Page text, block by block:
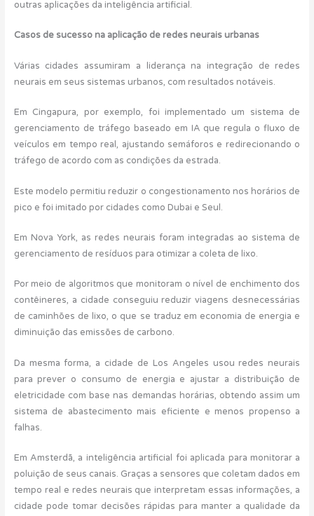
outras aplicações da inteligência artificial.
Casos de sucesso na aplicação de redes neurais urbanas
Várias cidades assumiram a liderança na integração de redes
neurais em seus sistemas urbanos, com resultados notáveis.
Em Cingapura, por exemplo, foi implementado um sistema de
gerenciamento de tráfego baseado em IA que regula o fluxo de
veículos em tempo real, ajustando semáforos e redirecionando o
tráfego de acordo com as condições da estrada.
Este modelo permitiu reduzir o congestionamento nos horários de
pico e foi imitado por cidades como Dubai e Seul.
Em Nova York, as redes neurais foram integradas ao sistema de
gerenciamento de resíduos para otimizar a coleta de lixo.
Por meio de algoritmos que monitoram o nível de enchimento dos
contêineres, a cidade conseguiu reduzir viagens desnecessárias
de caminhões de lixo, o que se traduz em economia de energia e
diminuição das emissões de carbono.
Da mesma forma, a cidade de Los Angeles usou redes neurais
para prever o consumo de energia e ajustar a distribuição de
eletricidade com base nas demandas horárias, obtendo assim um
sistema de abastecimento mais eficiente e menos propenso a
falhas.
Em Amsterdã, a inteligência artificial foi aplicada para monitorar a
poluição de seus canais. Graças a sensores que coletam dados em
tempo real e redes neurais que interpretam essas informações, a
cidade pode tomar decisões rápidas para manter a qualidade da